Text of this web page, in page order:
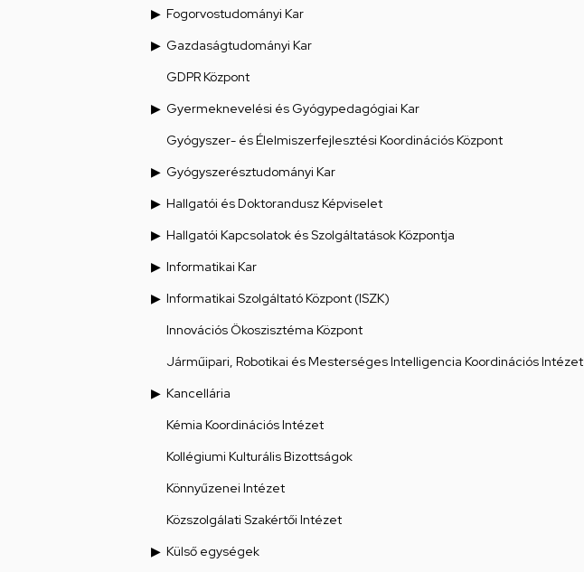
Fogorvostudományi Kar
Gazdaságtudományi Kar
GDPR Központ
Gyermeknevelési és Gyógypedagógiai Kar
Gyógyszer- és Élelmiszerfejlesztési Koordinációs Központ
Gyógyszerésztudományi Kar
Hallgatói és Doktorandusz Képviselet
Hallgatói Kapcsolatok és Szolgáltatások Központja
Informatikai Kar
Informatikai Szolgáltató Központ (ISZK)
Innovációs Ökoszisztéma Központ
Járműipari, Robotikai és Mesterséges Intelligencia Koordinációs Intézet
Kancellária
Kémia Koordinációs Intézet
Kollégiumi Kulturális Bizottságok
Könnyűzenei Intézet
Közszolgálati Szakértői Intézet
Külső egységek